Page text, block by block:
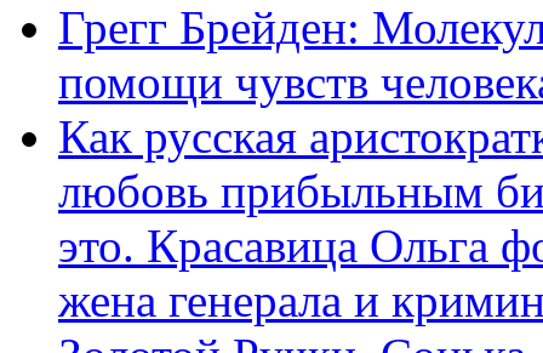
Грегг Брейден:
помощи чувств
Как русская
любовь прибыльным
это. Красавица Ольга
жена генерала и